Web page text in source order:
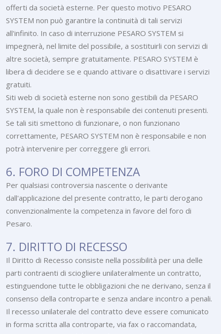
offerti da società esterne. Per questo motivo PESARO
SYSTEM non può garantire la continuità di tali servizi
all'infinito. In caso di interruzione PESARO SYSTEM si
impegnerà, nel limite del possibile, a sostituirli con servizi di
altre società, sempre gratuitamente. PESARO SYSTEM è
libera di decidere se e quando attivare o disattivare i servizi
gratuiti.
Siti web di società esterne non sono gestibili da PESARO
SYSTEM, la quale non è responsabile dei contenuti presenti.
Se tali siti smettono di funzionare, o non funzionano
correttamente, PESARO SYSTEM non è responsabile e non
potrà intervenire per correggere gli errori.
6. FORO DI COMPETENZA
Per qualsiasi controversia nascente o derivante
dall'applicazione del presente contratto, le parti derogano
convenzionalmente la competenza in favore del foro di
Pesaro.
7. DIRITTO DI RECESSO
Il Diritto di Recesso consiste nella possibilità per una delle
parti contraenti di sciogliere unilateralmente un contratto,
estinguendone tutte le obbligazioni che ne derivano, senza il
consenso della controparte e senza andare incontro a penali.
Il recesso unilaterale del contratto deve essere comunicato
in forma scritta alla controparte, via fax o raccomandata,